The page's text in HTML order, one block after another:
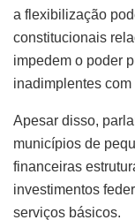
a flexibilização
constitucionais
impedem o poder
inadimplentes
Apesar disso,
municípios de
financeiras
investimentos
serviços básicos.